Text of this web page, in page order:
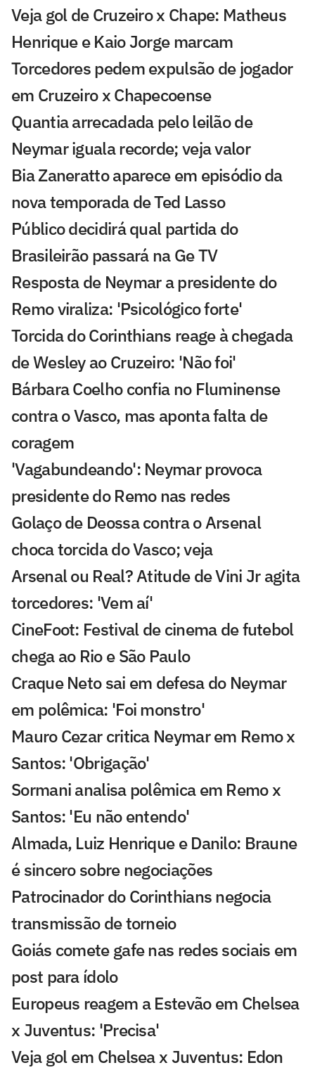
Veja gol de Cruzeiro x Chape: Matheus
Henrique e Kaio Jorge marcam
Torcedores pedem expulsão de jogador
em Cruzeiro x Chapecoense
Quantia arrecadada pelo leilão de
Neymar iguala recorde; veja valor
Bia Zaneratto aparece em episódio da
nova temporada de Ted Lasso
Público decidirá qual partida do
Brasileirão passará na Ge TV
Resposta de Neymar a presidente do
Remo viraliza: 'Psicológico forte'
Torcida do Corinthians reage à chegada
de Wesley ao Cruzeiro: 'Não foi'
Bárbara Coelho confia no Fluminense
contra o Vasco, mas aponta falta de
coragem
'Vagabundeando': Neymar provoca
presidente do Remo nas redes
Golaço de Deossa contra o Arsenal
choca torcida do Vasco; veja
Arsenal ou Real? Atitude de Vini Jr agita
torcedores: 'Vem aí'
CineFoot: Festival de cinema de futebol
chega ao Rio e São Paulo
Craque Neto sai em defesa do Neymar
em polêmica: 'Foi monstro'
Mauro Cezar critica Neymar em Remo x
Santos: 'Obrigação'
Sormani analisa polêmica em Remo x
Santos: 'Eu não entendo'
Almada, Luiz Henrique e Danilo: Braune
é sincero sobre negociações
Patrocinador do Corinthians negocia
transmissão de torneio
Goiás comete gafe nas redes sociais em
post para ídolo
Europeus reagem a Estevão em Chelsea
x Juventus: 'Precisa'
Veja gol em Chelsea x Juventus: Edon